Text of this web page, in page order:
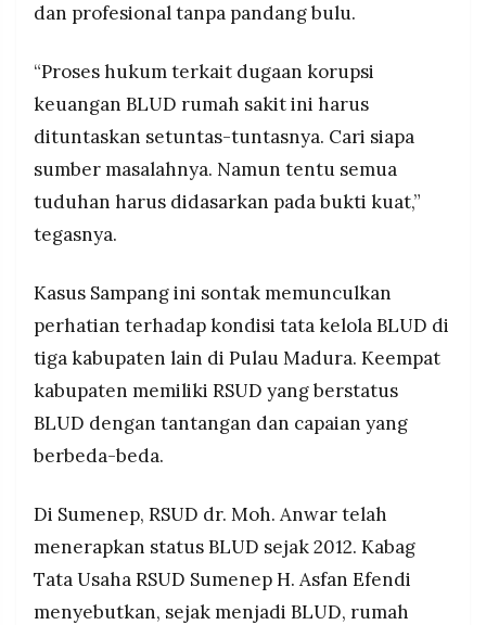
dan profesional tanpa pandang bulu.
“Proses hukum terkait dugaan korupsi
keuangan BLUD rumah sakit ini harus
dituntaskan setuntas-tuntasnya. Cari siapa
sumber masalahnya. Namun tentu semua
tuduhan harus didasarkan pada bukti kuat,”
tegasnya.
Kasus Sampang ini sontak memunculkan
perhatian terhadap kondisi tata kelola BLUD di
tiga kabupaten lain di Pulau Madura. Keempat
kabupaten memiliki RSUD yang berstatus
BLUD dengan tantangan dan capaian yang
berbeda-beda.
Di Sumenep, RSUD dr. Moh. Anwar telah
menerapkan status BLUD sejak 2012. Kabag
Tata Usaha RSUD Sumenep H. Asfan Efendi
menyebutkan, sejak menjadi BLUD, rumah